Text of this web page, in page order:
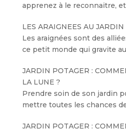
apprenez à le reconnaitre,
LES ARAIGNEES AU
Les araignées sont des
ce petit monde qui gravite
JARDIN POTAGER :
LA LUNE ?
Prendre soin de son jardin
mettre toutes les chances
JARDIN POTAGER :